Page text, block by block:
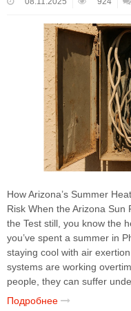
How Arizona’s Summer
Risk When the Arizona Sun
the Test still, you know the
you’ve spent a summer in
staying cool with air
systems are working
people, they can suffer
Подробнее